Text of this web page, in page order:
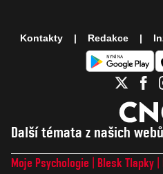
Další témata z našich webů
Moje Psychologie Blesk Tlapky
Kontakty Redakce